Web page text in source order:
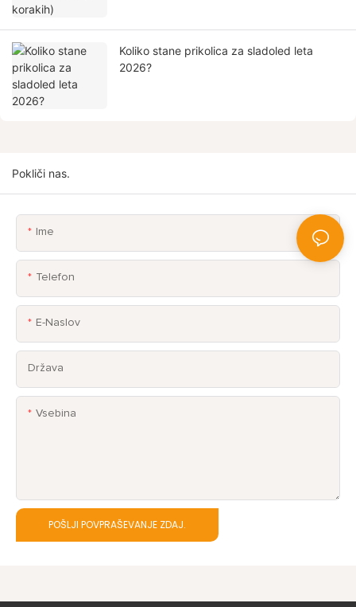
Koliko stane prikolica za sladoled leta
2026?
Pokliči nas.
Ime
Telefon
E-Naslov
Država
Vsebina
POŠLJI POVPRAŠEVANJE ZDAJ.